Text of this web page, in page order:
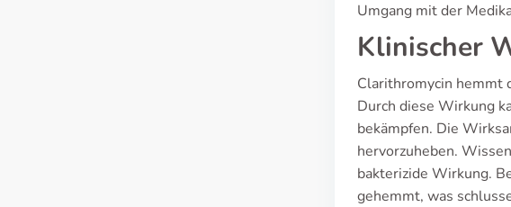
Umgang mit der
Klinischer
Clarithromycin hemmt
Durch diese Wirkung
bekämpfen. Die
hervorzuheben.
bakterizide Wirkung.
gehemmt, was